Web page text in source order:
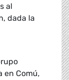
al
dada la
en Comú,